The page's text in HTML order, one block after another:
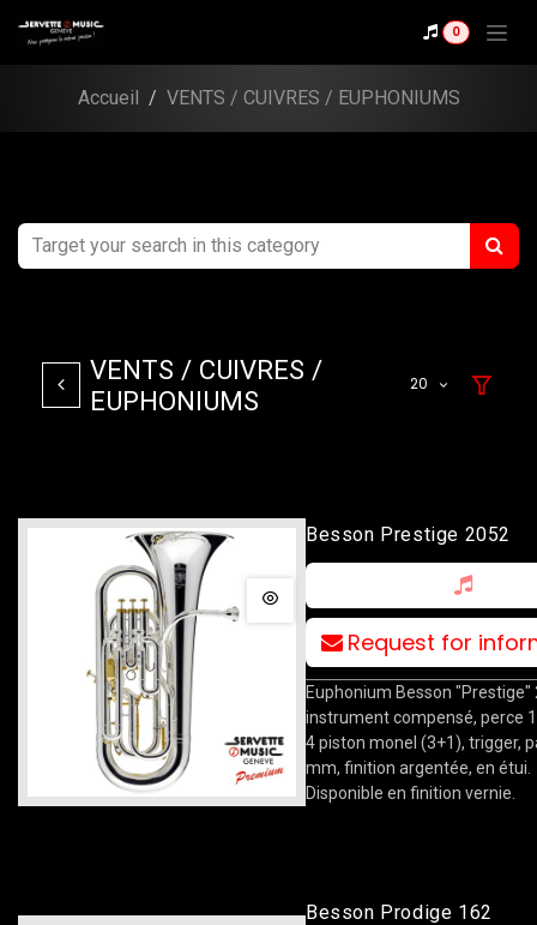
0
Accueil VENTS / CUIVRES / EUPHONIUMS
VENTS / CUIVRES /
EUPHONIUMS
20
Besson Prestige 2052
Request for
Euphonium Besson "Prestige"
instrument compensé, perce
4 piston monel (3+1), trigger,
mm, finition argentée, en étui.
Disponible en finition vernie.
Besson Prodige 162